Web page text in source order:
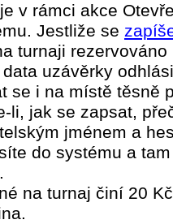
v rámci akce
Jestliže se
turnaji
uzávěrky
se i na místě těsně
li, jak se zapsat,
jménem a
do systému a
na turnaj činí 20